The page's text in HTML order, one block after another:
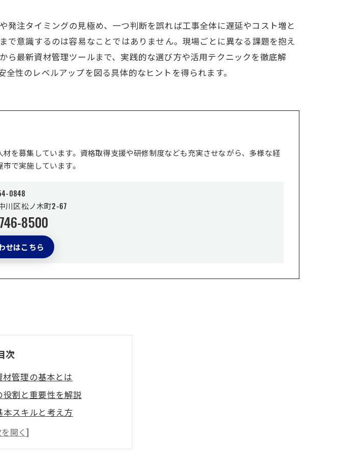
注タイミングの見極め、一つ判断を誤れば工事全体に遅延やコスト増と
で意識するのは容易なことではありません。現場ごとに異なる課題を抱え
最新資材管理ツールまで、実践的な選び方や活用テクニックを徹底解
性のレベルアップを図る具体的なヒントを得られます。
を募集しています。資格取得支援や研修制度なども充実させながら、多様な経
で実施しています。
0848
川区松ノ木町2-67
8500
せはこちら
次
管理の基本とは
割と重要性を解説
スキルと考え方
られる資材管理とは何か
効率化ポイント紹介